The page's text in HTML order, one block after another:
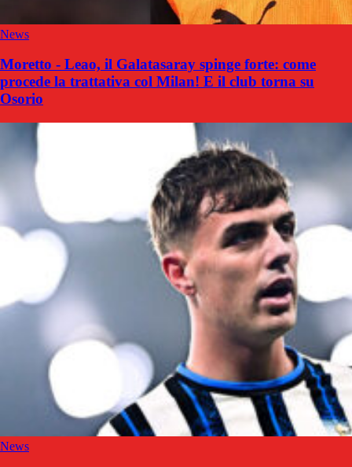
News
Moretto - Leao, il Galatasaray spinge forte: come
procede la trattativa col Milan! E il club torna su
Osorio
News